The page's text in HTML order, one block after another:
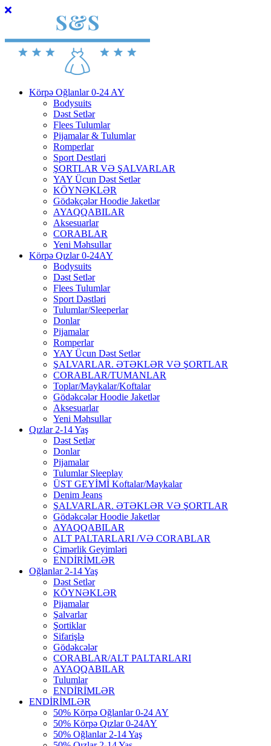
Körpə Oğlanlar 0-24 AY
Bodysuits
Dəst Setlər
Flees Tulumlar
Pijamalar & Tulumlar
Romperlar
Sport Destlari
ŞORTLAR VƏ ŞALVARLAR
YAY Ücun Dəst Setlər
KÖYNƏKLƏR
Gödəkçələr Hoodie Jaketlər
AYAQQABILAR
Aksesuarlar
CORABLAR
Yeni Məhsullar
Körpə Qızlar 0-24AY
Bodysuits
Dəst Setlər
Flees Tulumlar
Sport Dəstləri
Tulumlar/Sleeperlar
Donlar
Pijamalar
Romperlar
YAY Ücun Dəst Setlər
ŞALVARLAR. ƏTƏKLƏR VƏ ŞORTLAR
CORABLAR/TUMANLAR
Toplar/Maykalar/Koftalar
Gödəkcələr Hoodie Jaketlər
Aksesuarlar
Yeni Məhsullar
Qızlar 2-14 Yaş
Dəst Setlər
Donlar
Pijamalar
Tulumlar Sleeplay
ÜST GEYİMİ Koftalar/Maykalar
Denim Jeans
ŞALVARLAR. ƏTƏKLƏR VƏ ŞORTLAR
Gödəkcələr Hoodie Jaketlər
AYAQQABILAR
ALT PALTARLARI /VƏ CORABLAR
Çimərlik Geyimləri
ENDİRİMLƏR
Oğlanlar 2-14 Yaş
Dəst Setlər
KÖYNƏKLƏR
Pijamalar
Şalvarlar
Şortiklar
Sifarişlə
Gödəkcələr
CORABLAR/ALT PALTARLARI
AYAQQABILAR
Tulumlar
ENDİRİMLƏR
ENDİRİMLƏR
50% Körpə Oğlanlar 0-24 AY
50% Körpə Qızlar 0-24AY
50% Oğlanlar 2-14 Yaş